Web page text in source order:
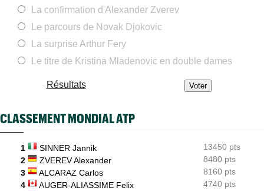
Coco Gauff sur les tests génétiques : "Je comprends mais..."
ATP - Montréal
Auger-Aliassime, forfait : "Une douleur au niveau du dos"
06/08
US Open
US Open
poules
La confirmation d'Alexander Zverev
Le parcours de Novak Djokovic
La surprise Arthur Fery
Le titre de Kristina Mladenovic en double dames
Résultats
CLASSEMENT MONDIAL ATP
1 SINNER Jannik
13450 pts
2
ZVEREV Alexander
8480 pts
3
ALCARAZ Carlos
8160 pts
4
AUGER-ALIASSIME Felix
4740 pts